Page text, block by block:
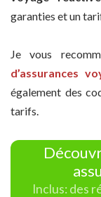
garanties et un
Je vous
d’assurances
également des
tarifs.
Inclus: des